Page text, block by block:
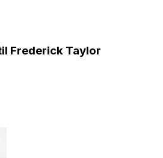
Frederick Taylor